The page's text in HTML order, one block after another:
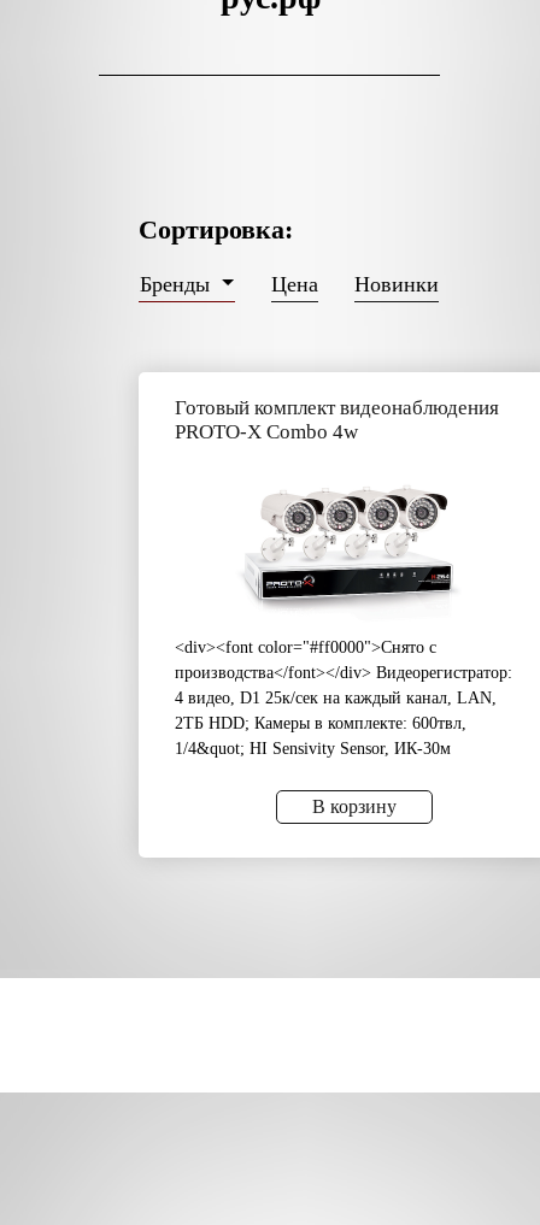
Сортировка:
Бренды Цена Новинки
Готовый комплект видеонаблюдения
PROTO-X Combo 4w
<div><font color="#ff0000">Снято с
производства</font></div> Видеорегистратор:
4 видео, D1 25к/сек на каждый канал, LAN,
2ТБ HDD; Камеры в комплекте: 600твл,
1/4&quot; HI Sensivity Sensor, ИК-30м
В корзину